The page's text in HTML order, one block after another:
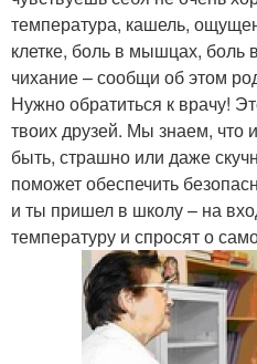
температура, кашель,
клетке, боль в мышцах, боль
чихание – сообщи об этом
Нужно обратиться к врачу!
твоих друзей. Мы знаем, что
быть, страшно или даже
поможет обеспечить
и ты пришел в школу – на
температуру и спросят о